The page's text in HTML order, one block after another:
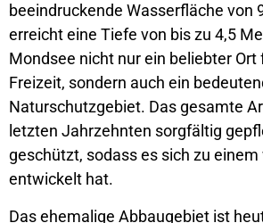
beeindruckende Wasserfläche von
erreicht eine Tiefe von bis zu 4,5
Mondsee nicht nur ein beliebter Ort
Freizeit, sondern auch ein
Naturschutzgebiet. Das gesamte
letzten Jahrzehnten sorgfältig
geschützt, sodass es sich zu
entwickelt hat.
Das ehemalige Abbaugebiet ist